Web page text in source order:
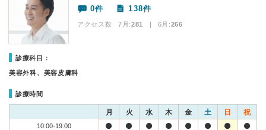
0件 138件
アクセス数 7月:281 | 6月:266
診療科目：
美容外科、美容皮膚科
診療時間
月 火 水 木 金 土 日 祝
10:00-19:00